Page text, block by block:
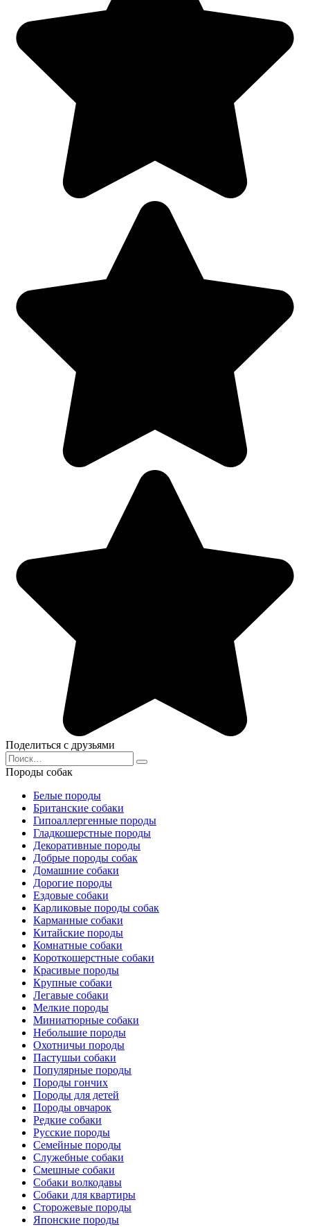
Поделиться с друзьями
Search
for:
Породы собак
Белые породы
Британские собаки
Гипоаллергенные породы
Гладкошерстные породы
Декоративные породы
Добрые породы собак
Домашние собаки
Дорогие породы
Ездовые собаки
Карликовые породы собак
Карманные собаки
Китайские породы
Комнатные собаки
Короткошерстные собаки
Красивые породы
Крупные собаки
Легавые собаки
Мелкие породы
Миниатюрные собаки
Небольшие породы
Охотничьи породы
Пастушьи собаки
Популярные породы
Породы гончих
Породы для детей
Породы овчарок
Редкие собаки
Русские породы
Семейные породы
Служебные собаки
Смешные собаки
Собаки волкодавы
Собаки для квартиры
Сторожевые породы
Японские породы